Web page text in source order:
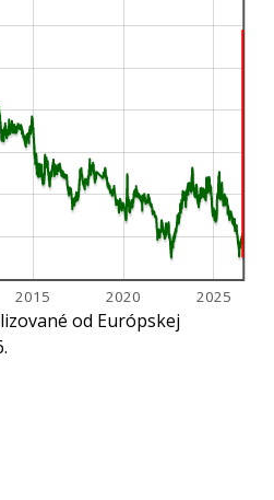
2015 2020 2025
od Európskej